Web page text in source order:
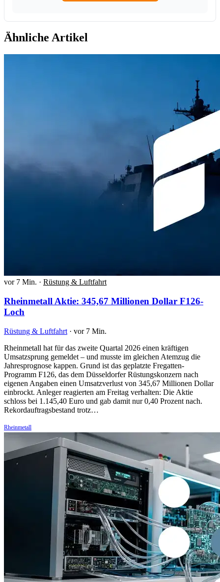
Ähnliche Artikel
vor 7 Min. · Rüstung & Luftfahrt
Rheinmetall Aktie: 345,67 Millionen Dollar F126-
Loch
Rüstung & Luftfahrt · vor 7 Min.
Rheinmetall hat für das zweite Quartal 2026 einen kräftigen
Umsatzsprung gemeldet – und musste im gleichen Atemzug die
Jahresprognose kappen. Grund ist das geplatzte Fregatten-
Programm F126, das dem Düsseldorfer Rüstungskonzern nach
eigenen Angaben einen Umsatzverlust von 345,67 Millionen Dollar
einbrockt. Anleger reagierten am Freitag verhalten: Die Aktie
schloss bei 1.145,40 Euro und gab damit nur 0,40 Prozent nach.
Rekordauftragsbestand trotz…
Rheinmetall